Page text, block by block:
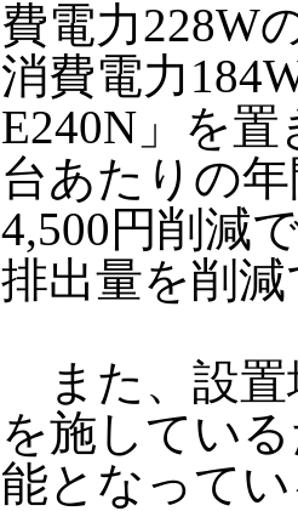
費電力228W
消費電力
E240N」を
台あたりの
4,500円削減
排出量を削
また、設置
を施してい
能となって